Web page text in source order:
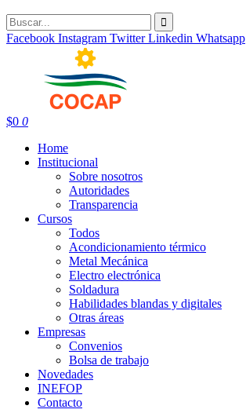
Facebook Instagram Twitter Linkedin Whatsapp
$0 0
Home
Institucional
Sobre nosotros
Autoridades
Transparencia
Cursos
Todos
Acondicionamiento térmico
Metal Mecánica
Electro electrónica
Soldadura
Habilidades blandas y digitales
Otras áreas
Empresas
Convenios
Bolsa de trabajo
Novedades
INEFOP
Contacto